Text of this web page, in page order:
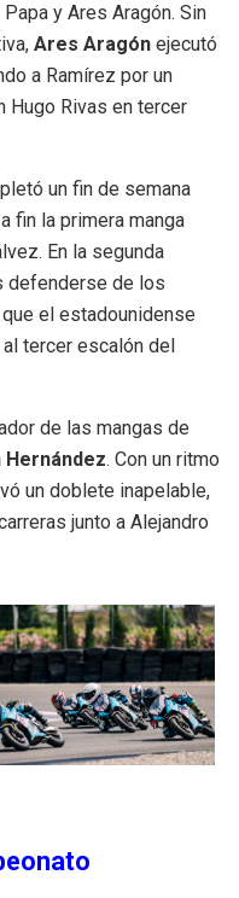
y Ares Aragón. Sin
Ares Aragón ejecutó
a Ramírez por un
Hugo Rivas en tercer
un fin de semana
fin la primera manga
. En la segunda
defenderse de los
el estadounidense
tercer escalón del
de las mangas de
Hernández. Con un ritmo
un doblete inapelable,
junto a Alejandro